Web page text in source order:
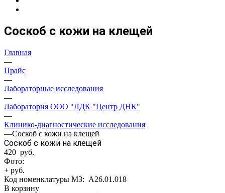
Соскоб с кожи на клещей
Главная
—
Прайс
—
Лабораторные исследования
—
Лаборатория ООО "ЛДК "Центр ДНК"
—
Клинико-диагностические исследования
—Соскоб с кожи на клещей
Соскоб с кожи на клещей
420 руб.
Фото:
+ руб.
Код номенклатуры МЗ: A26.01.018
В корзину